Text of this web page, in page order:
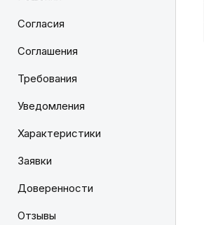
Согласия
Соглашения
Требования
Уведомления
Характеристики
Заявки
Доверенности
Отзывы